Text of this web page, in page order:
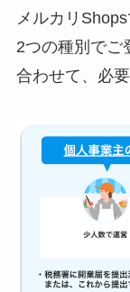
メルカリ
2つの種別でご
合わせて、必